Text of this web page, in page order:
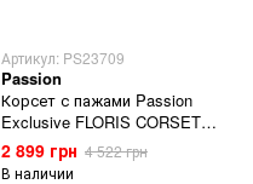
Артикул: PS23709
Passion
Корсет с пажами Passion
Exclusive FLORIS CORSET
XXL/XXXL, black, трусики
2 899 грн 4 522 грн
В наличии